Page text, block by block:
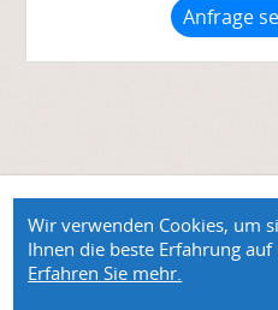
Anfrage
©2026 Korcula Larus - Unterkunft
Wir verwenden Cookies, um
Ihnen die beste Erfahrung
Erfahren Sie mehr.